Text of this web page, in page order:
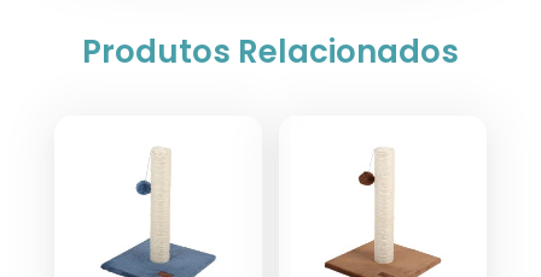
Produtos Relacionados